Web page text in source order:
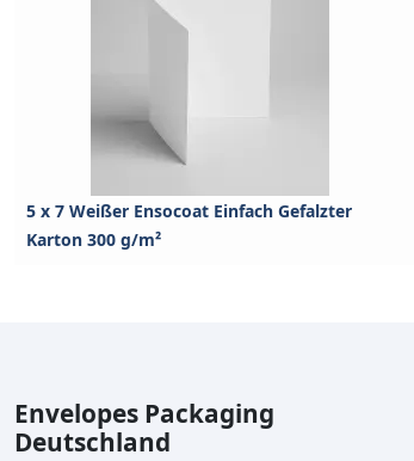
5 x 7 Weißer Ensocoat Einfach Gefalzter
Karton 300 g/m²
Envelopes Packaging
Deutschland